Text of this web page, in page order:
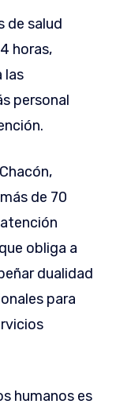
de salud
horas,
las
personal
de 70
obliga a
dualidad
para
humanos es